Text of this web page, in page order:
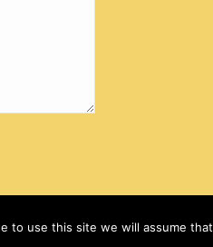
to use this site we will assume